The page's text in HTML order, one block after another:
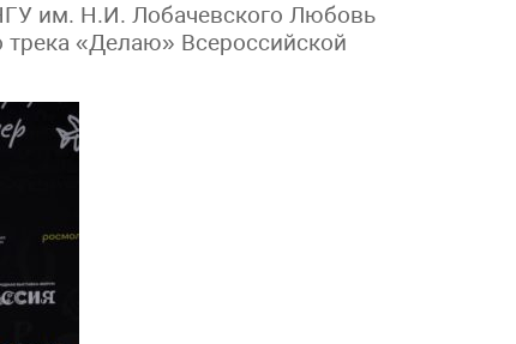
им. Н.И. Лобачевского Любовь
трека «Делаю» Всероссийской